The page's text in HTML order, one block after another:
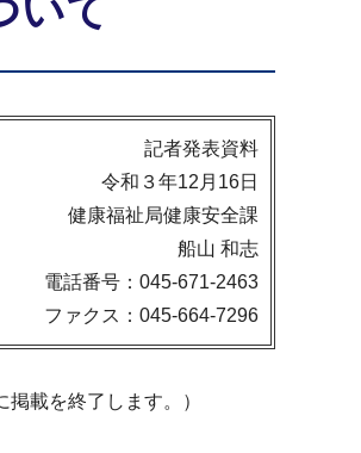
いて
記者発表資料
令和３年12月16日
健康福祉局健康安全課
船山 和志
電話番号：045-671-2463
ファクス：045-664-7296
載を終了します。）